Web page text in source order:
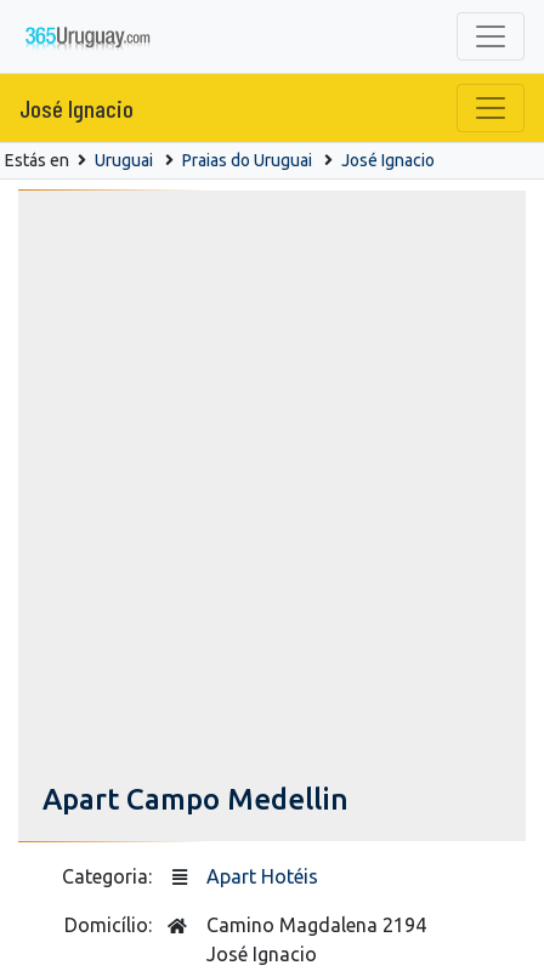
José Ignacio
Estás en Uruguai Praias do Uruguai José Ignacio
Apart Campo Medellin
Categoria: Apart Hotéis
Domicílio:
Camino Magdalena 2194
José Ignacio